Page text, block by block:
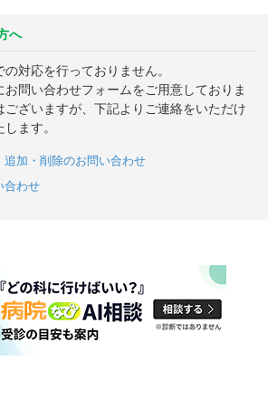
へ
対応を行っておりません。
お問い合わせフォームをご用意しておりま
ございますが、下記よりご連絡をいただけ
ます。
追加・削除のお問い合わせ
合わせ